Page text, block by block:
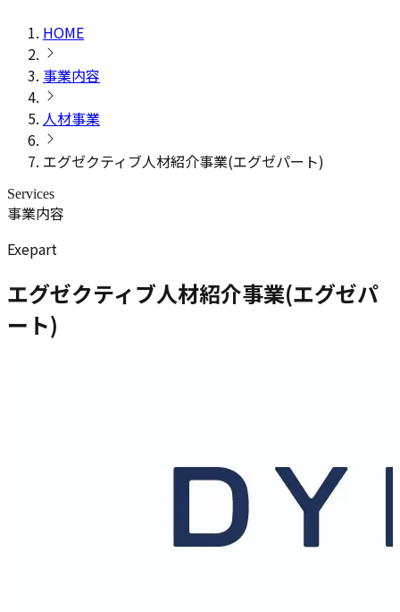
HOME
事業内容
人材事業
エグゼクティブ人材紹介事業(エグゼパート)
Services
事業内容
Exepart
エグゼクティブ人材紹介事業(エグゼパ
ート)